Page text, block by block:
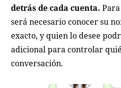
detrás de cada cuenta.
será necesario conocer su
exacto, y quien lo desee
adicional para controlar
conversación.